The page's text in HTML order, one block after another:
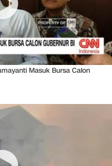
Masuk Bursa Calon